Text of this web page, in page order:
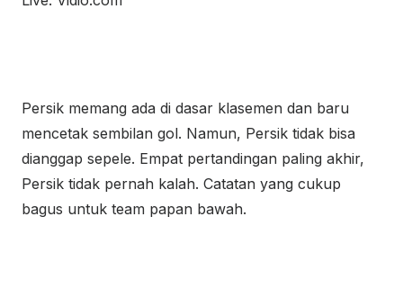
Persik memang ada di dasar klasemen dan baru
mencetak sembilan gol. Namun, Persik tidak bisa
dianggap sepele. Empat pertandingan paling akhir,
Persik tidak pernah kalah. Catatan yang cukup
bagus untuk team papan bawah.